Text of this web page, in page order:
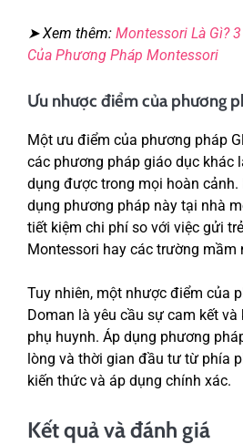
➤ Xem thêm: Montessori Là Gì?
Của Phương Pháp Montessori
Ưu nhược điểm của phương
Một ưu điểm của phương pháp
các phương pháp giáo dục khác
dụng được trong mọi hoàn cảnh.
dụng phương pháp này tại nhà
tiết kiệm chi phí so với việc gửi
Montessori hay các trường mầm
Tuy nhiên, một nhược điểm của
Doman là yêu cầu sự cam kết
phụ huynh. Áp dụng phương
lòng và thời gian đầu tư từ phía
kiến thức và áp dụng chính xác.
Kết quả và đánh giá